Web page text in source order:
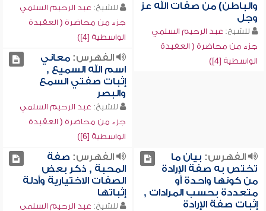
والباطن) من صفات الله عز
وجل
للشيخ: عبد الرحيم السلمي
جزء من محاضرة ( العقيدة
الواسطية [4])
للشيخ: عبد الرحيم السلمي
جزء من محاضرة ( العقيدة
الواسطية [4])
الفهرس:معاني
اسم الله السميع ,
إثبات صفتي السمع
والبصر
للشيخ: عبد الرحيم السلمي
جزء من محاضرة ( العقيدة
الواسطية [6])
الفهرس: بيان ما
تختص به صفة الإرادة
من كونها واحدة أو
متعددة بحسب المرادات ,
إثبات صفة الإرادة
الفهرس: صفة
المحبة , ذكر بعض
الصفات الاختيارية وأدلة
إثباتها
للشيخ: عبد الرحيم السلمي